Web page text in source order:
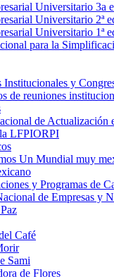
Universitario 3a
Universitario 2ª
Universitario 1ª
para la
Institucionales y
de reuniones
de Actualización
LFPIORPI
Un Mundial muy
y Programas de
de Empresas y
Café
Sami
de Flores